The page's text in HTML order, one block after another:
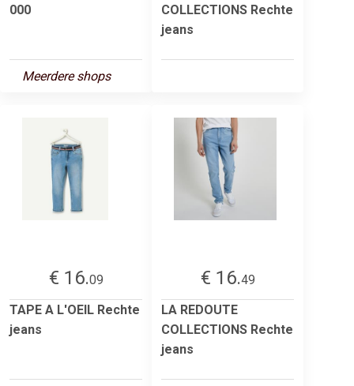
000
Meerdere shops
COLLECTIONS Rechte
jeans
€ 16.09
TAPE A L'OEIL Rechte
jeans
€ 16.49
LA REDOUTE
COLLECTIONS Rechte
jeans